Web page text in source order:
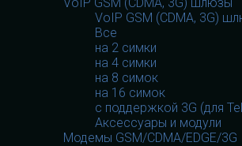
VoIP GSM (CDMA, 3G)
Все
на 2 симки
на 4 симки
на 8 симок
на 16 симок
с поддержкой 3G (для
Аксессуары и модули
Модемы GSM/CDMA/EDGE/3G